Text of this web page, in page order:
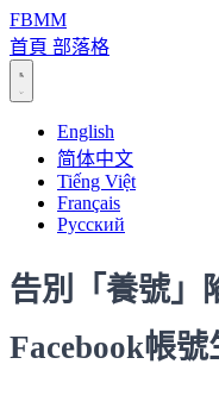
FBMM
首頁 部落格
English
简体中文
Tiếng Việt
Français
Русский
告別「養號」
Facebook帳